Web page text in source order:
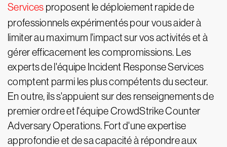
Services proposent le déploiement rapide de
professionnels expérimentés pour vous aider à
limiter au maximum l'impact sur vos activités et à
gérer efficacement les compromissions. Les
experts de l'équipe Incident Response Services
comptent parmi les plus compétents du secteur.
En outre, ils s'appuient sur des renseignements de
premier ordre et l'équipe CrowdStrike Counter
Adversary Operations. Fort d'une expertise
approfondie et de sa capacité à répondre aux